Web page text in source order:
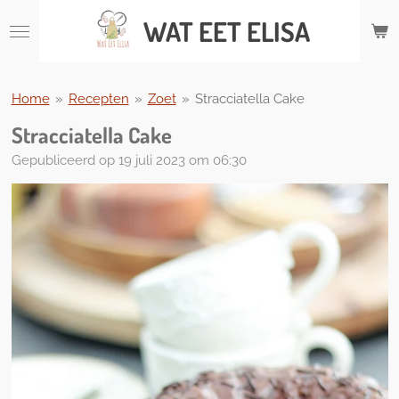
direct
hoofdinhoud
WATEET ELISA
Home » Recepten » Zoet » Stracciatella Cake
Stracciatella Cake
Gepubliceerd op 19 juli 2023 om 06:30